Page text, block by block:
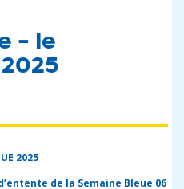
- le
2025
de la Semaine Bleue 06